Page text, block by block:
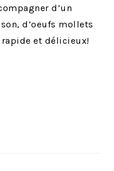
d’un
d’oeufs mollets
et délicieux!